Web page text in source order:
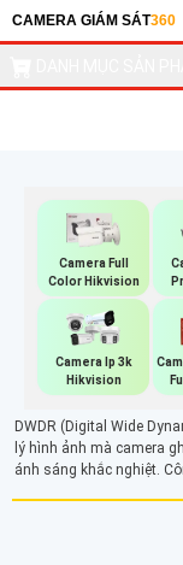
CAMERA GIÁM SÁT360
Camera Full
Color Hikvision
Camera Ip 3k
Hikvision
DWDR (Digital Wide
lý hình ảnh mà camera
ánh sáng khắc nghiệt.